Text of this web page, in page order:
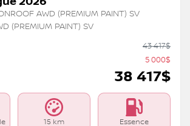
AWD (PREMIUM PAINT) SV
(PREMIUM PAINT) SV
43 417$
5 000$
38 417$
15 km Essence